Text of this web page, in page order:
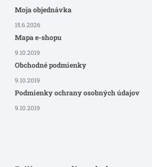
Moja objednávka
15.6.2026
Mapa e-shopu
9.10.2019
Obchodné podmienky
9.10.2019
Podmienky ochrany osobných údajov
9.10.2019